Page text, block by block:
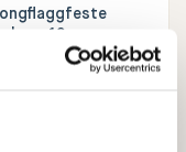
ø19mm